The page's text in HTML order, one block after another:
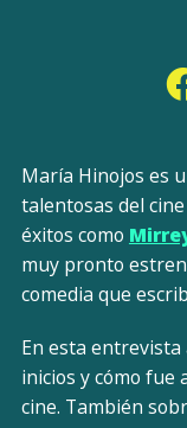
María Hinojos es
talentosas del
éxitos como
muy pronto
comedia que
En esta
inicios y cómo fue
cine. También